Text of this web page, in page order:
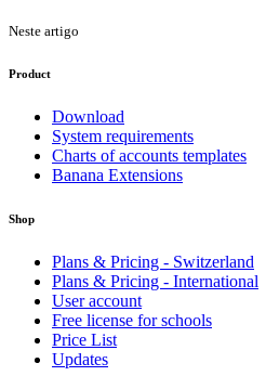
Neste artigo
Product
Download
System requirements
Charts of accounts templates
Banana Extensions
Shop
Plans & Pricing - Switzerland
Plans & Pricing - International
User account
Free license for schools
Price List
Updates